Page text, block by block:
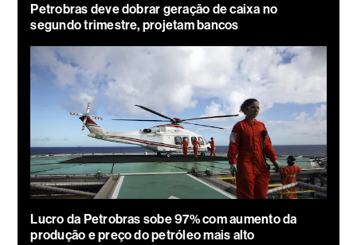
Petrobras deve dobrar geração de caixa no
segundo trimestre, projetam bancos
Lucro da Petrobras sobe 97% com aumento da
produção e preço do petróleo mais alto